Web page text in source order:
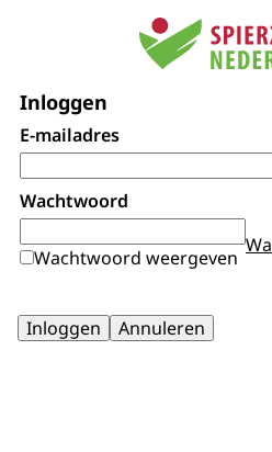
Inloggen
E-mailadres
Wachtwoord
Wachtwoord weergeven
Inloggen Annuleren